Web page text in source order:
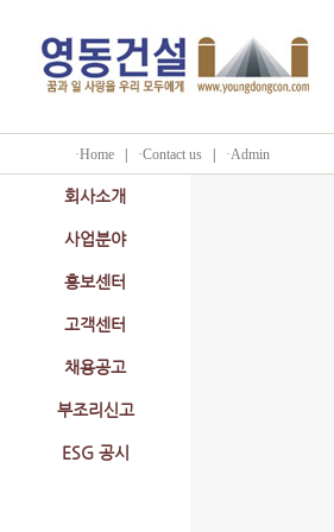
·Home ·Contact us ·Admin
회사소개
사업분야
홍보센터
고객센터
채용공고
부조리신고
ESG 공시